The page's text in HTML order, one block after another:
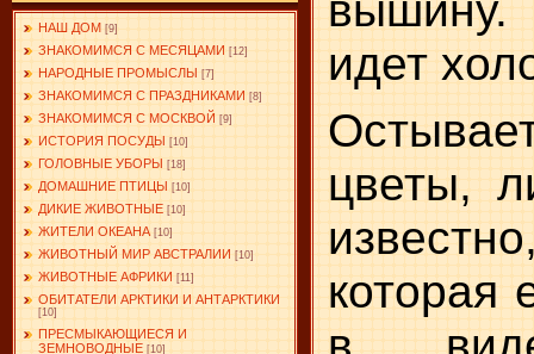
НАШ ДОМ [9]
ЗНАКОМИМСЯ С МЕСЯЦАМИ [12]
НАРОДНЫЕ ПРОМЫСЛЫ [7]
ЗНАКОМИМСЯ С ПРАЗДНИКАМИ [8]
ЗНАКОМИМСЯ С МОСКВОЙ [9]
ИСТОРИЯ ПОСУДЫ [10]
ГОЛОВНЫЕ УБОРЫ [18]
ДОМАШНИЕ ПТИЦЫ [10]
ДИКИЕ ЖИВОТНЫЕ [10]
ЖИТЕЛИ ОКЕАНА [10]
ЖИВОТНЫЙ МИР АВСТРАЛИИ [10]
ЖИВОТНЫЕ АФРИКИ [11]
ОБИТАТЕЛИ АРКТИКИ И АНТАРКТИКИ
[10]
ПРЕСМЫКАЮЩИЕСЯ И
ЗЕМНОВОДНЫЕ [10]
идет
цветы,
которая